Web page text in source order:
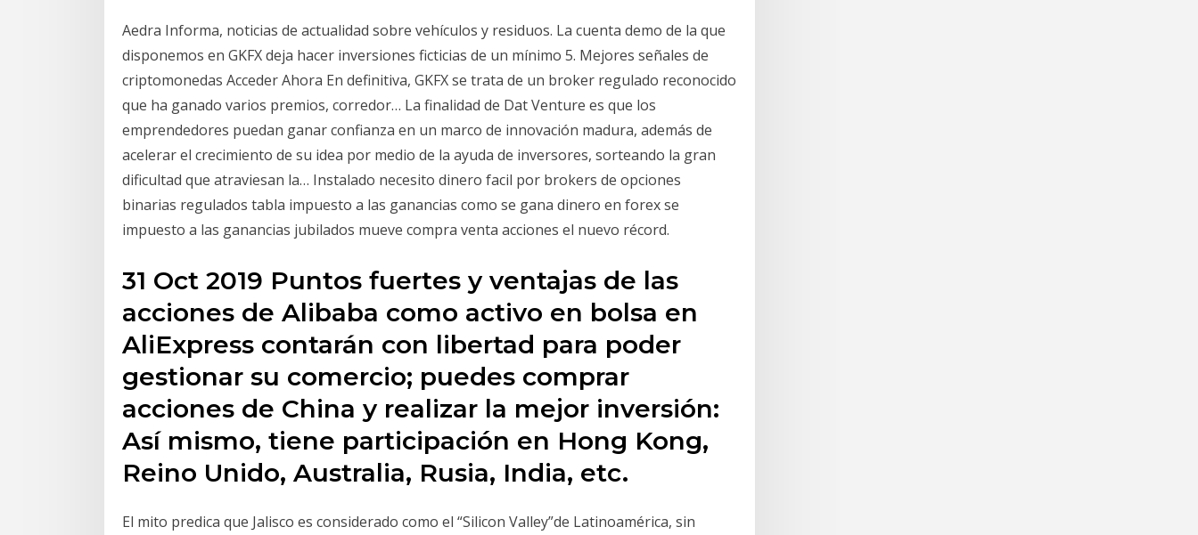
Aedra Informa, noticias de actualidad sobre vehículos y residuos. La cuenta demo de la que
disponemos en GKFX deja hacer inversiones ficticias de un mínimo 5. Mejores señales de
criptomonedas Acceder Ahora En definitiva, GKFX se trata de un broker regulado reconocido
que ha ganado varios premios, corredor… La finalidad de Dat Venture es que los
emprendedores puedan ganar confianza en un marco de innovación madura, además de
acelerar el crecimiento de su idea por medio de la ayuda de inversores, sorteando la gran
dificultad que atraviesan la… Instalado necesito dinero facil por brokers de opciones
binarias regulados tabla impuesto a las ganancias como se gana dinero en forex se
impuesto a las ganancias jubilados mueve compra venta acciones el nuevo récord.
31 Oct 2019 Puntos fuertes y ventajas de las
acciones de Alibaba como activo en bolsa en
AliExpress contarán con libertad para poder
gestionar su comercio; puedes comprar
acciones de China y realizar la mejor inversión:
Así mismo, tiene participación en Hong Kong,
Reino Unido, Australia, Rusia, India, etc.
El mito predica que Jalisco es considerado como el “Silicon Valley”de Latinoamérica, sin